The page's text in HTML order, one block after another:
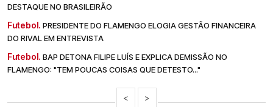
DESTAQUE NO BRASILEIRÃO
Futebol. PRESIDENTE DO FLAMENGO ELOGIA GESTÃO FINANCEIRA
DO RIVAL EM ENTREVISTA
Futebol. BAP DETONA FILIPE LUÍS E EXPLICA DEMISSÃO NO
FLAMENGO: "TEM POUCAS COISAS QUE DETESTO..."
< >